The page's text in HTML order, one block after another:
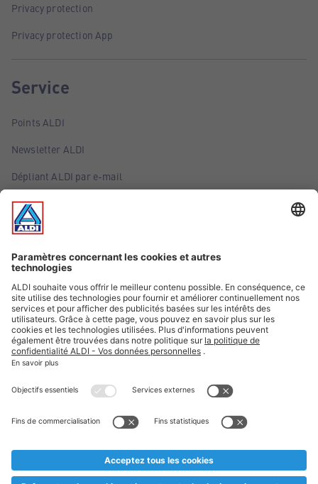
Privacy protection
Privacy protection App
Service
Points ALDI
Newsletter ALDI
Dépliant ALDI par e-mail
Offres
Infos essentielles
Suivez ALDI Belgique
Textes marqués d'un astérisque et mentions légales
* Nous vendons ces articles temporairement et jusqu'à
au cas où, malgré le planning bien étudié, nous serions
prématurément en rupture de stock. Prix Recupel et TVA incl.
** Sur ce site, l’utilisation de la forme masculine a été adoptée